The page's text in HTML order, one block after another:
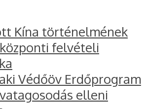
Kína történelmének
felvételi
Védőöv Erdőprogram
elleni